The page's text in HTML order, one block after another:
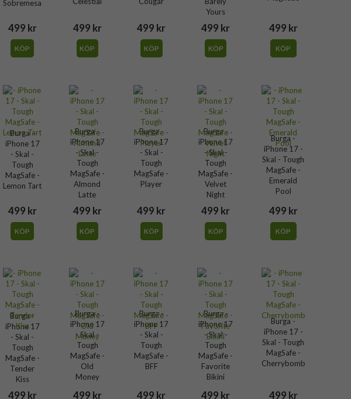
Sobremesa
499 kr
KÖP
499 kr
KÖP
499 kr
KÖP
Yours
499 kr
KÖP
499 kr
KÖP
Burga -
iPhone 17
- Skal -
Tough
MagSafe -
Lemon Tart
499 kr
KÖP
Burga -
iPhone 17
- Skal -
Tough
MagSafe -
Almond
Latte
499 kr
KÖP
Burga -
iPhone 17
- Skal -
Tough
MagSafe -
Player
499 kr
KÖP
Burga -
iPhone 17
- Skal -
Tough
MagSafe -
Velvet
Night
499 kr
KÖP
Burga -
iPhone 17 -
Skal - Tough
MagSafe -
Emerald
Pool
499 kr
KÖP
Burga -
iPhone 17
- Skal -
Tough
MagSafe -
Tender
Kiss
499 kr
Burga -
iPhone 17
- Skal -
Tough
MagSafe -
Old
Money
499 kr
Burga -
iPhone 17
- Skal -
Tough
MagSafe -
BFF
499 kr
Burga -
iPhone 17
- Skal -
Tough
MagSafe -
Favorite
Bikini
499 kr
Burga -
iPhone 17 -
Skal - Tough
MagSafe -
Cherrybomb
499 kr